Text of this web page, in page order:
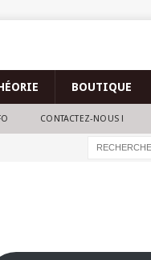
BOUTIQUE
CONTACTEZ-NOUS !